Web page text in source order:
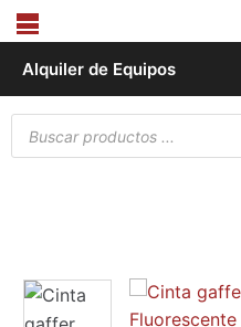
de
Alquiler de Equipos